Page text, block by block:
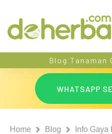
Blog Tanaman
WHATSAPP
Home Blog
Info Gaya